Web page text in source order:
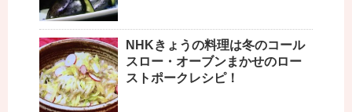
NHKきょうの料理は冬のコール
スロー・オーブンまかせのロー
ストポークレシピ！